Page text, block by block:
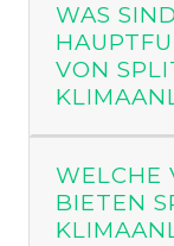
verlagert und
gesteigert.
Split-
mit hoher
moderner
WAS
VON
WELCHE
BIETEN